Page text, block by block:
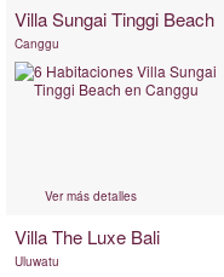
Villa Sungai Tinggi Beach
Canggu
Ver más detalles
Villa The Luxe Bali
Uluwatu